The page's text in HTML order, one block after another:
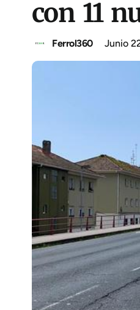
con 11
Ferrol360 Junio